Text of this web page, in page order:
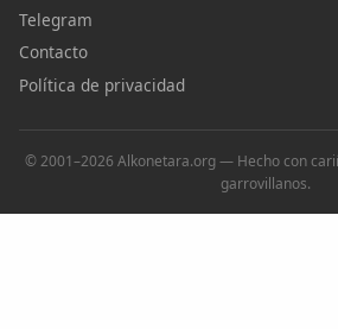
Telegram
Contacto
Política de privacidad
© 2001–2026 Alkonetara.org — Hecho con
garrovillanos.